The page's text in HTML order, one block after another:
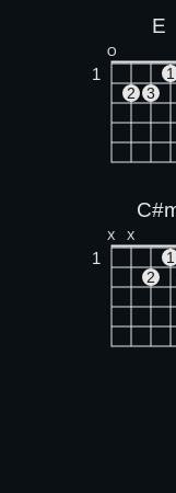
E
O
1
1
2
3
X X
1
1
2